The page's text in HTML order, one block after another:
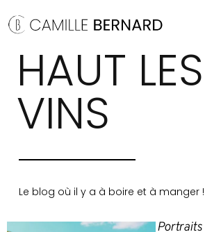
HAUT LES
VINS
Le blog où il y a à boire et à manger !